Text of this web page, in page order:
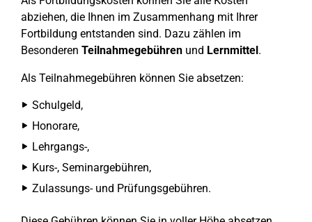
abziehen, die Ihnen im Zusammenhang mit Ihrer
Fortbildung entstanden sind. Dazu zählen im
Besonderen Teilnahmegebühren und Lernmittel.
Als Teilnahmegebühren können Sie absetzen:
Schulgeld,
Honorare,
Lehrgangs-,
Kurs-, Seminargebühren,
Zulassungs- und Prüfungsgebühren.